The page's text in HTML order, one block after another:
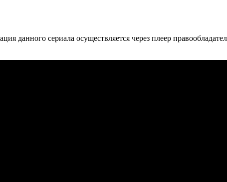
дан­но­го се­риа­ла осу­ще­ст­в­ля­ет­ся че­рез пле­ер